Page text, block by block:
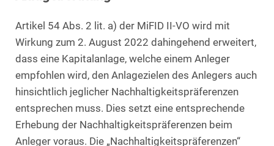
Artikel 54 Abs. 2 lit. a) der MiFID II-VO wird mit
Wirkung zum 2. August 2022 dahingehend erweitert,
dass eine Kapitalanlage, welche einem Anleger
empfohlen wird, den Anlagezielen des Anlegers auch
hinsichtlich jeglicher Nachhaltigkeitspräferenzen
entsprechen muss. Dies setzt eine entsprechende
Erhebung der Nachhaltigkeitspräferenzen beim
Anleger voraus. Die „Nachhaltigkeitspräferenzen“